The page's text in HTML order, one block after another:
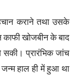
कराने तथा उसके
खोजबीन के बाद
सकी। प्रारंभिक जांच
हाल ही में हुआ था